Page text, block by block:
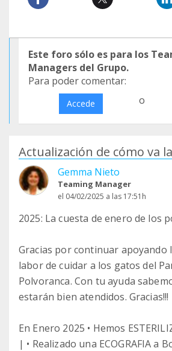
Este foro sólo es para los
Managers del Grupo.
Para poder comentar:
Accede o
Actualización de cómo va
Gemma Nieto
Teaming Manager
el 04/02/2025 a las 17:51h
2025: La cuesta de enero de los
Gracias por continuar apoyando
labor de cuidar a los gatos del
Polvoranca. Con tu ayuda
estarán bien atendidos. Gracias!!!
En Enero 2025 • Hemos
| • Realizado una ECOGRAFIA a